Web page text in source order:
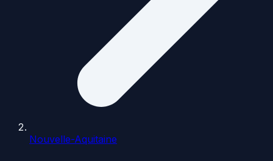
Nouvelle-Aquitaine